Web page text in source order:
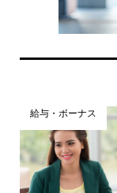
給与・ボーナス